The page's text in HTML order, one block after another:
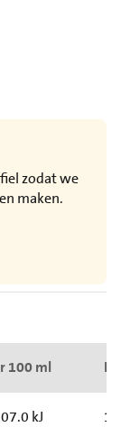
zodat we
maken.
100 ml
kJ